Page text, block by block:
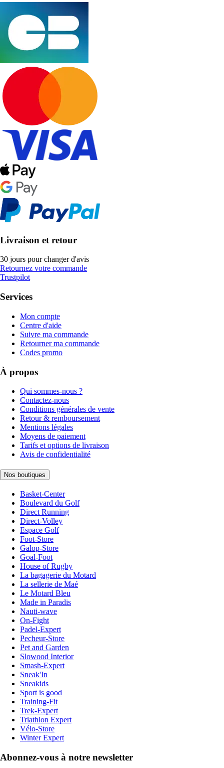
Livraison et retour
30 jours pour changer d'avis
Retournez votre commande
Trustpilot
Services
Mon compte
Centre d'aide
Suivre ma commande
Retourner ma commande
Codes promo
À propos
Qui sommes-nous ?
Contactez-nous
Conditions générales de vente
Retour & remboursement
Mentions légales
Moyens de paiement
Tarifs et options de livraison
Avis de confidentialité
Nos boutiques
Basket-Center
Boulevard du Golf
Direct Running
Direct-Volley
Espace Golf
Foot-Store
Galop-Store
Goal-Foot
House of Rugby
La bagagerie du Motard
La sellerie de Maé
Le Motard Bleu
Made in Paradis
Nauti-wave
On-Fight
Padel-Expert
Pecheur-Store
Pet and Garden
Slowood Interior
Smash-Expert
Sneak'In
Sneakids
Sport is good
Training-Fit
Trek-Expert
Triathlon Expert
Vélo-Store
Winter Expert
Abonnez-vous à notre newsletter